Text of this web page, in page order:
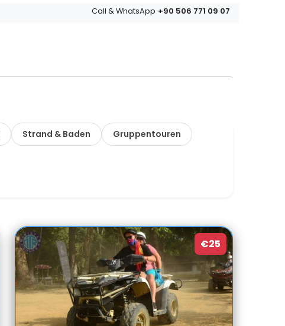
Call & WhatsApp +90 506 771 09 07
Strand & Baden
Gruppentouren
€25